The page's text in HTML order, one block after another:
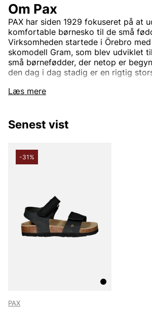
Læs mere
Om Pax
PAX har siden 1929 fokuseret på at
komfortable børnesko til de små
Virksomheden startede i Örebro
skomodell Gram, som blev udviklet
små børnefødder, der netop er
den dag i dag stadig er en rigtig
bæredygtighed
PAX arbejder kontinuerligt på at
påvirkning af miljøet og er et selskab
Responsibility) som et samlebegreb
med miljø og etik. CSR indebærer, at
Andre populære mærker:
Lee
Senest vist
-31%
PAX